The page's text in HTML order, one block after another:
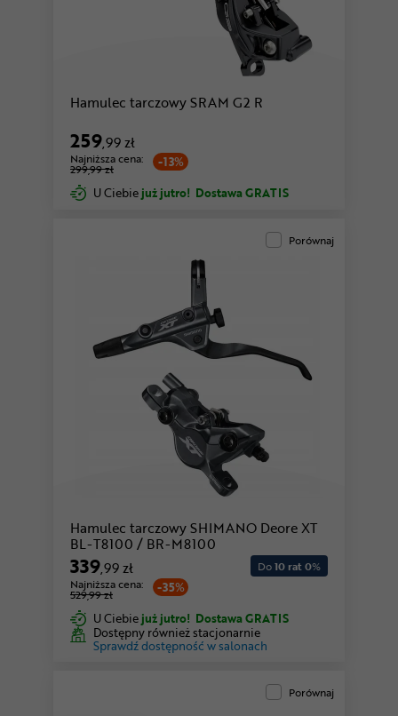
Hamulec tarczowy SRAM G2 R
259,99 zł
-13%
Najniższa cena:
299,99 zł
U Ciebie już jutro! Dostawa GRATIS
Porównaj
Hamulec tarczowy SHIMANO Deore XT
BL-T8100 / BR-M8100
339,99 zł
-35%
Najniższa cena:
529,99 zł
Do10 rat 0%
U Ciebie już jutro! Dostawa GRATIS
Dostępny również stacjonarnie
Sprawdź dostępność w salonach
Porównaj